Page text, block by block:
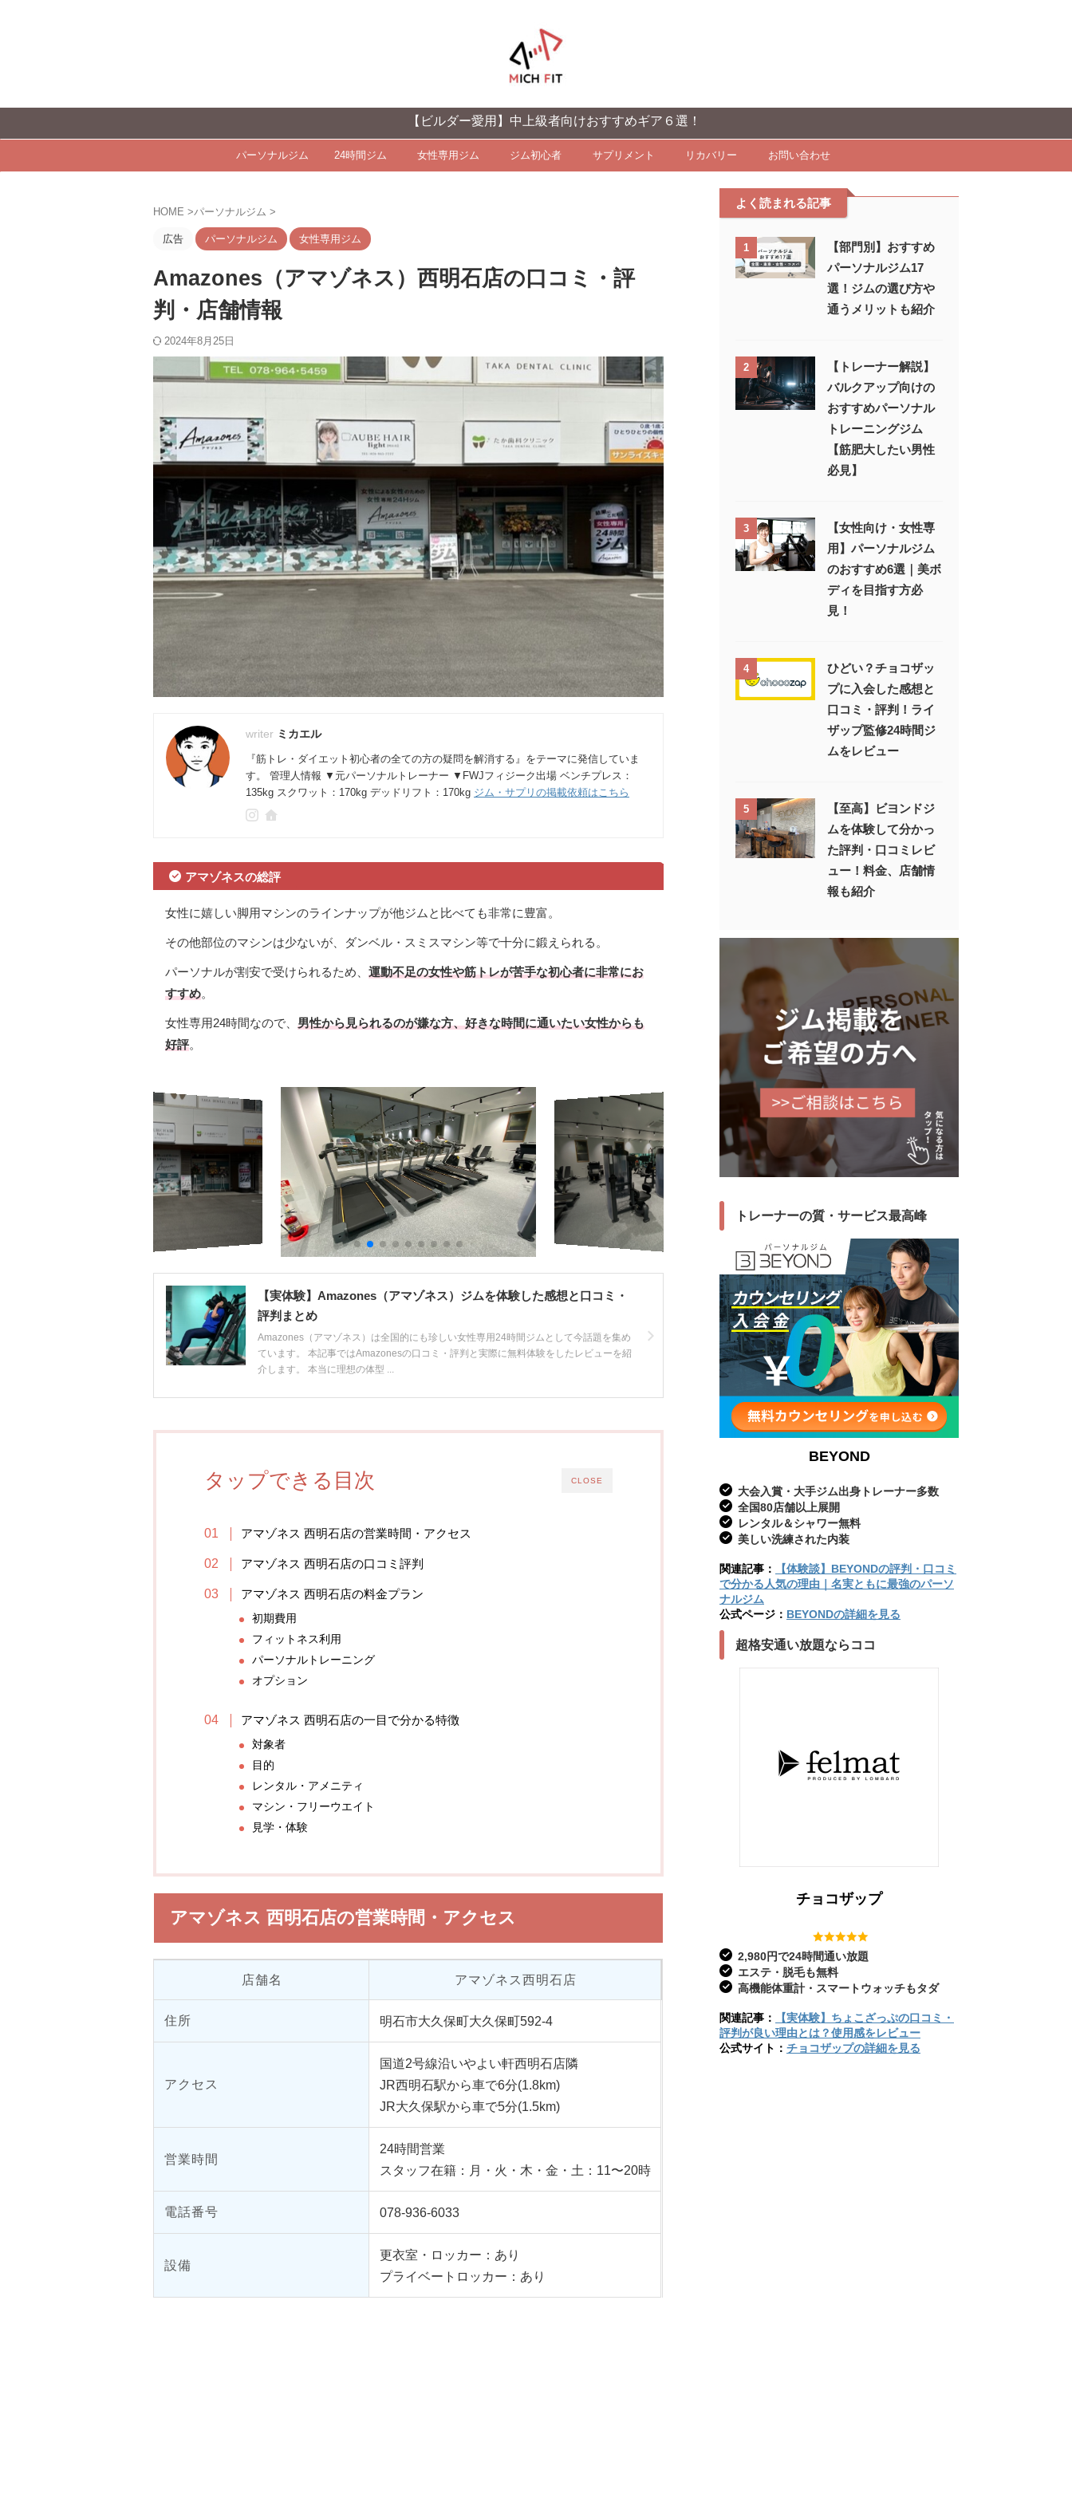
【ビルダー愛用】中上級者向けおすすめギア６選！
パーソナルジム 24時間ジム 女性専用ジム ジム初心者 サプリメント リカバリー お問い合わせ
HOME >パーソナルジム >
広告 パーソナルジム 女性専用ジム
Amazones（アマゾネス）西明石店の口コミ・評
判・店舗情報
2024年8月25日
ミカエル
『筋トレ・ダイエット初心者の全ての方の疑問を解消する』をテーマに発信していま
す。 管理人情報 ▼元パーソナルトレーナー ▼FWJフィジーク出場 ベンチプレス：
135kg スクワット：170kg デッドリフト：170kg ジム・サプリの掲載依頼はこちら
アマゾネスの総評
女性に嬉しい脚用マシンのラインナップが他ジムと比べても非常に豊富。
その他部位のマシンは少ないが、ダンベル・スミスマシン等で十分に鍛えられる。
パーソナルが割安で受けられるため、 運動不足の女性や筋トレが苦手な初心者に非常にお
すすめ。
女性専用24時間なので、 男性から見られるのが嫌な方、好きな時間に通いたい女性からも
好評。
【実体験】Amazones（アマゾネス）ジムを体験した感想と口コミ・
評判まとめ
Amazones（アマゾネス）は全国的にも珍しい女性専用24時間ジムとして今話題を集め
ています。 本記事ではAmazonesの口コミ・評判と実際に無料体験をしたレビューを紹
介します。 本当に理想の体型 ...
CLOSE
タップできる目次
アマゾネス 西明石店の営業時間・アクセス
アマゾネス 西明石店の口コミ評判
アマゾネス 西明石店の料金プラン
初期費用
フィットネス利用
パーソナルトレーニング
オプション
アマゾネス 西明石店の一目で分かる特徴
対象者
目的
レンタル・アメニティ
マシン・フリーウエイト
見学・体験
アマゾネス 西明石店の営業時間・アクセス
店舗名 アマゾネス西明石店
住所 明石市大久保町大久保町592‐4
アクセス
国道2号線沿いやよい軒西明石店隣
JR西明石駅から車で6分(1.8km)
JR大久保駅から車で5分(1.5km)
営業時間
24時間営業
スタッフ在籍：月・火・木・金・土：11〜20時
電話番号 078-936-6033
設備
更衣室・ロッカー：あり
プライベートロッカー：あり
よく読まれる記事
1
【部門別】おすすめ
パーソナルジム17
選！ジムの選び方や
通うメリットも紹介
2
【トレーナー解説】
バルクアップ向けの
おすすめパーソナル
トレーニングジム
【筋肥大したい男性
必見】
3
【女性向け・女性専
用】パーソナルジム
のおすすめ6選｜美ボ
ディを目指す方必
見！
4
ひどい？チョコザッ
プに入会した感想と
口コミ・評判！ライ
ザップ監修24時間ジ
ムをレビュー
5
【至高】ビヨンドジ
ムを体験して分かっ
た評判・口コミレビ
ュー！料金、店舗情
報も紹介
トレーナーの質・サービス最高峰
BEYOND
大会入賞・大手ジム出身トレーナー多数
全国80店舗以上展開
レンタル＆シャワー無料
美しい洗練された内装
関連記事：
【体験談】BEYONDの評判・口コミ
で分かる人気の理由｜名実ともに最強のパーソ
ナルジム
公式ページ： BEYONDの詳細を見る
超格安通い放題ならココ
チョコザップ
2,980円で24時間通い放題
エステ・脱毛も無料
高機能体重計・スマートウォッチもタダ
関連記事：
【実体験】ちょこざっぷの口コミ・
評判が良い理由とは？使用感をレビュー
公式サイト： チョコザップの詳細を見る